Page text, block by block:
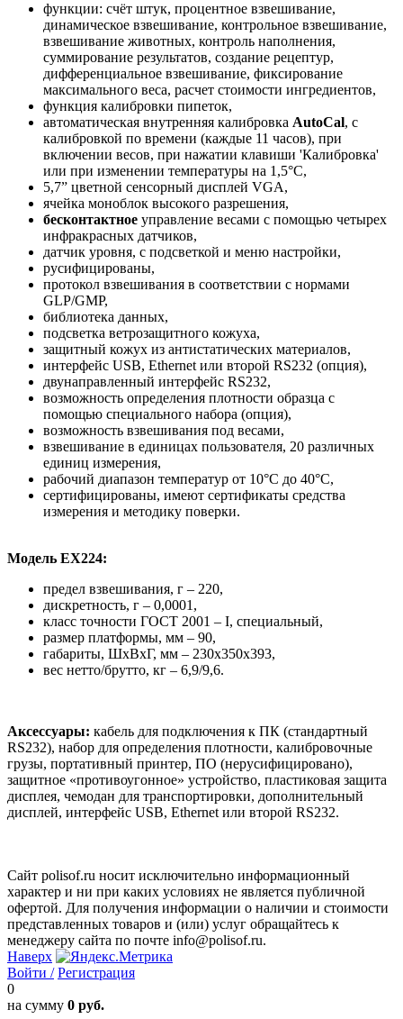
функции: счёт штук, процентное взвешивание,
динамическое взвешивание, контрольное взвешивание,
взвешивание животных, контроль наполнения,
суммирование результатов, создание рецептур,
дифференциальное взвешивание, фиксирование
максимального веса, расчет стоимости ингредиентов,
функция калибровки пипеток,
автоматическая внутренняя калибровка AutoCal, с
калибровкой по времени (каждые 11 часов), при
включении весов, при нажатии клавиши 'Калибровка'
или при изменении температуры на 1,5°С,
5,7” цветной сенсорный дисплей VGA,
ячейка моноблок высокого разрешения,
бесконтактное управление весами с помощью четырех
инфракрасных датчиков,
датчик уровня, с подсветкой и меню настройки,
русифицированы,
протокол взвешивания в соответствии с нормами
GLP/GMP,
библиотека данных,
подсветка ветрозащитного кожуха,
защитный кожух из антистатических материалов,
интерфейс USB, Ethernet или второй RS232 (опция),
двунаправленный интерфейс RS232,
возможность определения плотности образца с
помощью специального набора (опция),
возможность взвешивания под весами,
взвешивание в единицах пользователя, 20 различных
единиц измерения,
рабочий диапазон температур от 10°C до 40°С,
сертифицированы, имеют сертификаты средства
измерения и методику поверки.
Модель EX224:
предел взвешивания, г – 220,
дискретность, г – 0,0001,
класс точности ГОСТ 2001 – I, специальный,
размер платформы, мм – 90,
габариты, ШхВхГ, мм – 230х350х393,
вес нетто/брутто, кг – 6,9/9,6.
Аксессуары: кабель для подключения к ПК (стандартный
RS232), набор для определения плотности, калибровочные
грузы, портативный принтер, ПО (нерусифицировано),
защитное «противоугонное» устройство, пластиковая защита
дисплея, чемодан для транспортировки, дополнительный
дисплей, интерфейс USB, Ethernet или второй RS232.
Сайт polisof.ru носит исключительно информационный
характер и ни при каких условиях не является публичной
офертой. Для получения информации о наличии и стоимости
представленных товаров и (или) услуг обращайтесь к
менеджеру сайта по почте info@polisof.ru.
Наверх
Войти / Регистрация
0
на сумму 0 руб.